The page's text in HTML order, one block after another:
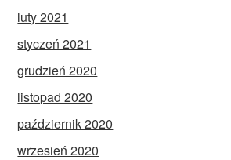
luty 2021
styczeń 2021
grudzień 2020
listopad 2020
październik 2020
wrzesień 2020